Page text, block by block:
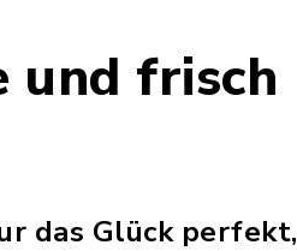
und frisch
das Glück perfekt,